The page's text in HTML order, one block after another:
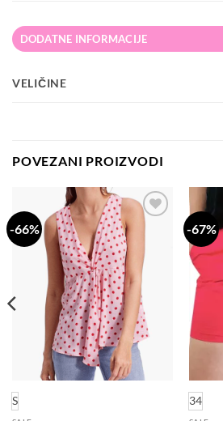
DODATNE INFORMACIJE
VELIČINE
POVEZANI PROIZVODI
-66%
želja
S
-67%
34